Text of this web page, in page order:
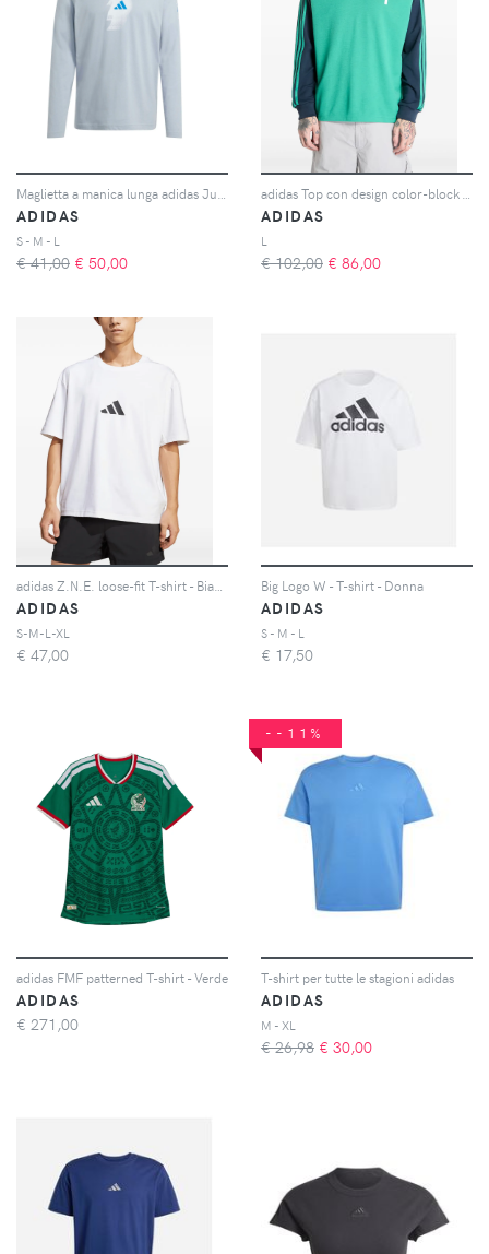
ADIDAS
S - M - L
€ 41,00 € 50,00
ADIDAS
L
€ 102,00 € 86,00
ADIDAS
S-M-L-XL
€ 47,00
Big Logo W - T-shirt - Donna
ADIDAS
S - M - L
€ 17,50
adidas FMF patterned T-shirt - Verde
ADIDAS
€ 271,00
--11%
T-shirt per tutte le stagioni adidas
ADIDAS
M - XL
€ 26,98 € 30,00